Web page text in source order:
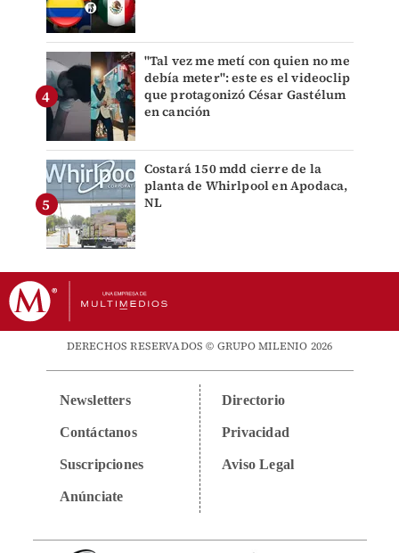
"Tal vez me metí con quien no me
debía meter": este es el videoclip
que protagonizó César Gastélum
en canción
Costará 150 mdd cierre de la
planta de Whirlpool en Apodaca,
NL
DERECHOS RESERVADOS © GRUPO MILENIO 2026
Newsletters
Contáctanos
Suscripciones
Anúnciate
Directorio
Privacidad
Aviso Legal